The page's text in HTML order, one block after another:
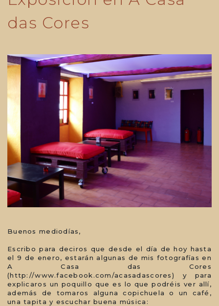
das Cores
Buenos mediodías,
Escribo para deciros que desde el día de hoy hasta
el 9 de enero, estarán algunas de mis fotografías en
A Casa das Cores
(http://www.facebook.com/acasadascores) y para
explicaros un poquillo que es lo que podréis ver allí,
además de tomaros alguna copichuela o un café,
una tapita y escuchar buena música: